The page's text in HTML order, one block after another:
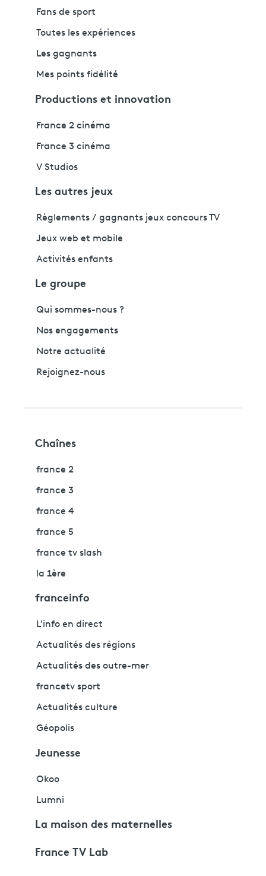
Fans de sport
Toutes les expériences
Les gagnants
Mes points fidélité
Productions et innovation
France 2 cinéma
France 3 cinéma
V Studios
Les autres jeux
Règlements / gagnants jeux concours TV
Jeux web et mobile
Activités enfants
Le groupe
Qui sommes-nous ?
Nos engagements
Notre actualité
Rejoignez-nous
Chaînes
france 2
france 3
france 4
france 5
france tv slash
la 1ère
franceinfo
L'info en direct
Actualités des régions
Actualités des outre-mer
francetv sport
Actualités culture
Géopolis
Jeunesse
Okoo
Lumni
La maison des maternelles
France TV Lab